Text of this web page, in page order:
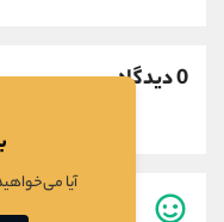
0 دیدگاه
آیا